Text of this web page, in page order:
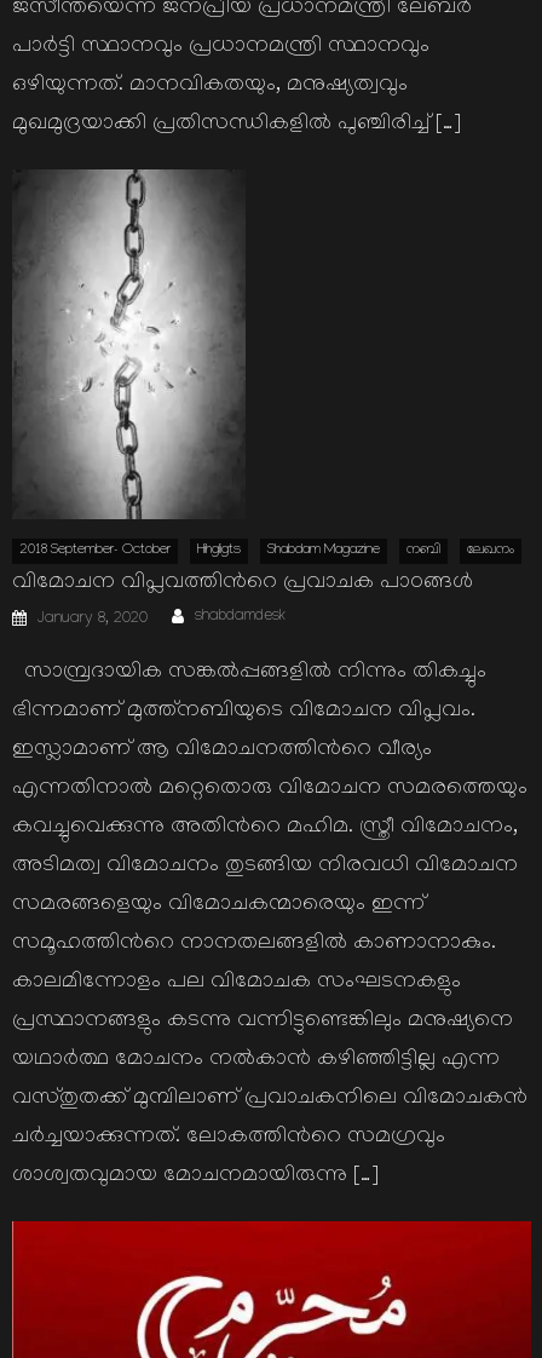
ജസീന്തയെന്ന ജനപ്രിയ പ്രധാനമന്ത്രി ലേബര്‍
പാര്‍ട്ടി സ്ഥാനവും പ്രധാനമന്ത്രി സ്ഥാനവും
ഒഴിയുന്നത്. മാനവികതയും, മനുഷ്യത്വവും
മുഖമുദ്രയാക്കി പ്രതിസന്ധികളില്‍ പുഞ്ചിരിച്ച് […]
2018 September- October Hihgligts Shabdam Magazine നബി ലേഖനം
വിമോചന വിപ്ലവത്തിന്‍റെ പ്രവാചക പാഠങ്ങള്‍
Posted
on
January 8, 2020 Author
shabdamdesk
സാമ്പ്രദായിക സങ്കല്‍പ്പങ്ങളില്‍ നിന്നും തികച്ചും
ഭിന്നമാണ് മുത്ത്നബിയുടെ വിമോചന വിപ്ലവം.
ഇസ്ലാമാണ് ആ വിമോചനത്തിന്‍റെ വീര്യം
എന്നതിനാല്‍ മറ്റെതൊരു വിമോചന സമരത്തെയും
കവച്ചുവെക്കുന്നു അതിന്‍റെ മഹിമ. സ്ത്രീ വിമോചനം,
അടിമത്വ വിമോചനം തുടങ്ങിയ നിരവധി വിമോചന
സമരങ്ങളെയും വിമോചകന്മാരെയും ഇന്ന്
സമൂഹത്തിന്‍റെ നാനതലങ്ങളില്‍ കാണാനാകും.
കാലമിന്നോളം പല വിമോചക സംഘടനകളും
പ്രസ്ഥാനങ്ങളും കടന്നു വന്നിട്ടുണ്ടെങ്കിലും മനുഷ്യനെ
യഥാര്‍ത്ഥ മോചനം നല്‍കാന്‍ കഴിഞ്ഞിട്ടില്ല എന്ന
വസ്തുതക്ക് മുമ്പിലാണ് പ്രവാചകനിലെ വിമോചകന്‍
ചര്‍ച്ചയാക്കുന്നത്. ലോകത്തിന്‍റെ സമഗ്രവും
ശാശ്വതവുമായ മോചനമായിരുന്നു […]